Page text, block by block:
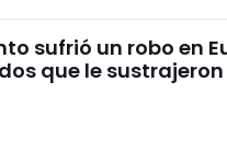
sufrió un robo en
que le sustrajeron